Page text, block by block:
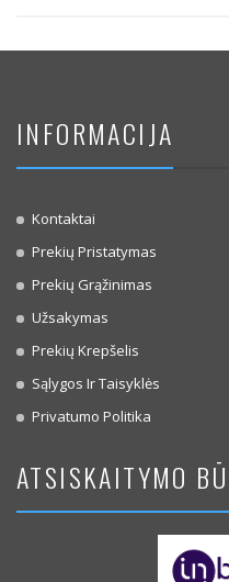
INFORMACIJA
Kontaktai
Prekių Pristatymas
Prekių Grąžinimas
Užsakymas
Prekių Krepšelis
Sąlygos Ir Taisyklės
Privatumo Politika
ATSISKAITYMO